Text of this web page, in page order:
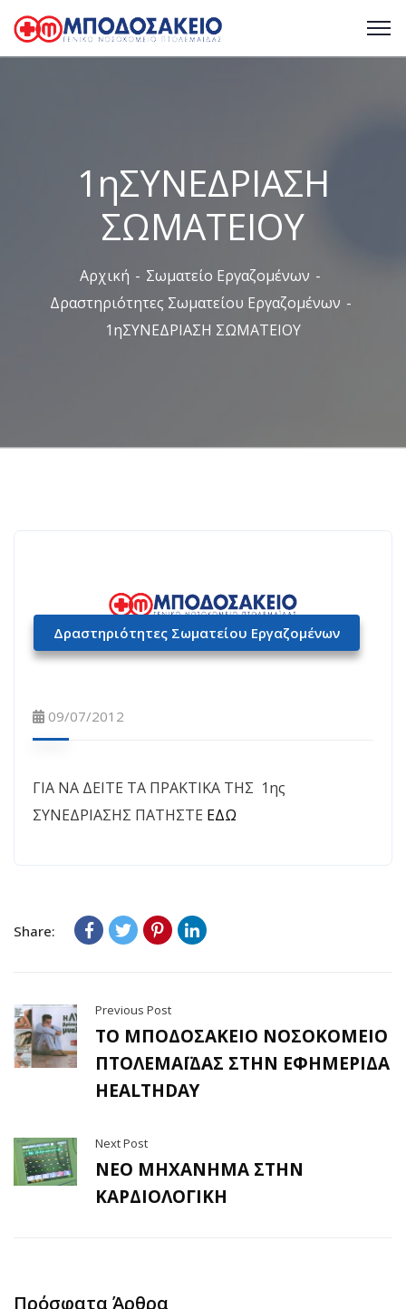
1ηΣΥΝΕΔΡΙΑΣΗ
ΣΩΜΑΤΕΙΟΥ
Αρχική
Σωματείο Εργαζομένων
Δραστηριότητες Σωματείου Εργαζομένων
1ηΣΥΝΕΔΡΙΑΣΗ ΣΩΜΑΤΕΙΟΥ
Δραστηριότητες Σωματείου Εργαζομένων
09/07/2012
ΓΙΑ ΝΑ ΔΕΙΤΕ ΤΑ ΠΡΑΚΤΙΚΑ ΤΗΣ 1ης
ΣΥΝΕΔΡΙΑΣΗΣ ΠΑΤΗΣΤΕ ΕΔΩ
Share:
Previous Post
ΤΟ ΜΠΟΔΟΣΑΚΕΙΟ ΝΟΣΟΚΟΜΕΙΟ
ΠΤΟΛΕΜΑΪΔΑΣ ΣΤΗΝ ΕΦΗΜΕΡΙΔΑ
HEALTHDAY
Next Post
ΝΕΟ ΜΗΧΑΝΗΜΑ ΣΤΗΝ
ΚΑΡΔΙΟΛΟΓΙΚΗ
Πρόσφατα Άρθρα